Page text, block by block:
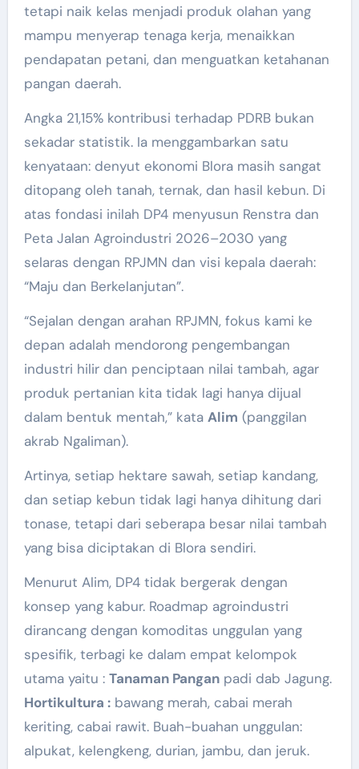
tetapi naik kelas menjadi produk olahan yang
mampu menyerap tenaga kerja, menaikkan
pendapatan petani, dan menguatkan ketahanan
pangan daerah.
Angka 21,15% kontribusi terhadap PDRB bukan
sekadar statistik. Ia menggambarkan satu
kenyataan: denyut ekonomi Blora masih sangat
ditopang oleh tanah, ternak, dan hasil kebun. Di
atas fondasi inilah DP4 menyusun Renstra dan
Peta Jalan Agroindustri 2026–2030 yang
selaras dengan RPJMN dan visi kepala daerah:
“Maju dan Berkelanjutan”.
“Sejalan dengan arahan RPJMN, fokus kami ke
depan adalah mendorong pengembangan
industri hilir dan penciptaan nilai tambah, agar
produk pertanian kita tidak lagi hanya dijual
dalam bentuk mentah,” kata Alim (panggilan
akrab Ngaliman).
Artinya, setiap hektare sawah, setiap kandang,
dan setiap kebun tidak lagi hanya dihitung dari
tonase, tetapi dari seberapa besar nilai tambah
yang bisa diciptakan di Blora sendiri.
Menurut Alim, DP4 tidak bergerak dengan
konsep yang kabur. Roadmap agroindustri
dirancang dengan komoditas unggulan yang
spesifik, terbagi ke dalam empat kelompok
utama yaitu : Tanaman Panganpadi dab Jagung.
Hortikultura :bawang merah, cabai merah
keriting, cabai rawit. Buah-buahan unggulan:
alpukat, kelengkeng, durian, jambu, dan jeruk.